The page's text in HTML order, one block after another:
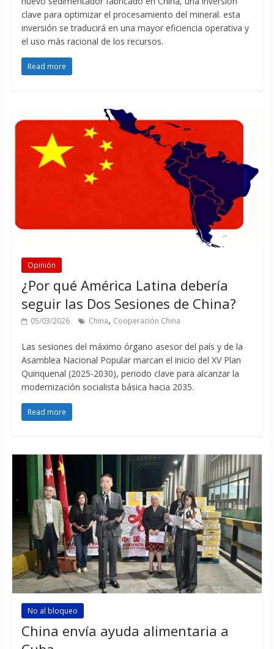
clave para optimizar el procesamiento del mineral. esta
inversión se traducirá en una mayor eficiencia operativa y
el uso más racional de los recursos.
Read more
Opinión
¿Por qué América Latina debería
seguir las Dos Sesiones de China?
05/03/2026 China, Cooperación China
Las sesiones del máximo órgano asesor del país y de la
Asamblea Nacional Popular marcan el inicio del XV Plan
Quinquenal (2025-2030), periodo clave para alcanzar la
modernización socialista básica hacia 2035.
Read more
No al bloqueo
China envía ayuda alimentaria a